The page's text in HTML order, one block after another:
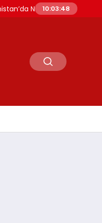
Paşinyan Yeniden
10:03:49